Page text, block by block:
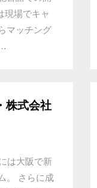
現場でキャ
マッチング
株式会社
は大阪で新
。 さらに成